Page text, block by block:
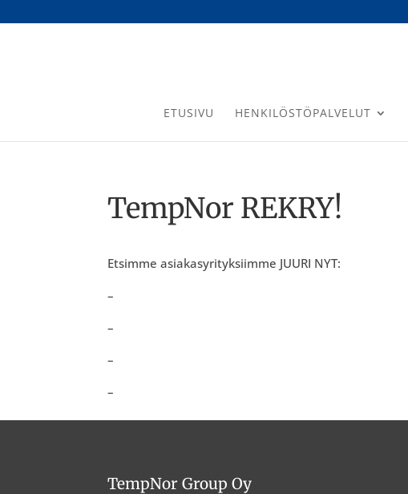
ETUSIVU HENKILÖSTÖPALVELUT
TempNor REKRY!
Etsimme asiakasyrityksiimme JUURI NYT:
–
–
–
–
TempNor Group Oy